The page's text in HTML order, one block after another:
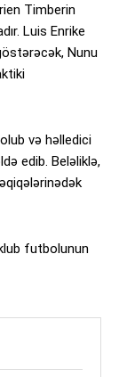
Timberin
Luis Enrike
Nunu
və həlledici
edib. Beləliklə,
futbolunun